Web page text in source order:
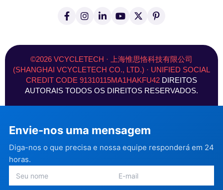
F
a
b
o
o
k
-
f
I
n
a
g
r
a
m
i
e
d
I
n
Y
o
u
b
e
X
(
i
t
t
e
r
)
P
i
e
r
e
s
t
©2026 VCYCLETECH · 上海惟思恪科技有限公司
(SHANGHAI VCYCLETECH CO., LTD.) · UNIFIED SOCIAL
CREDIT CODE 91310115MA1HAKFU42 DIREITOS
AUTORAIS TODOS OS DIREITOS RESERVADOS.
Envie-nos uma mensagem
Diga-nos o que precisa e nossa equipe responderá em 24
horas.